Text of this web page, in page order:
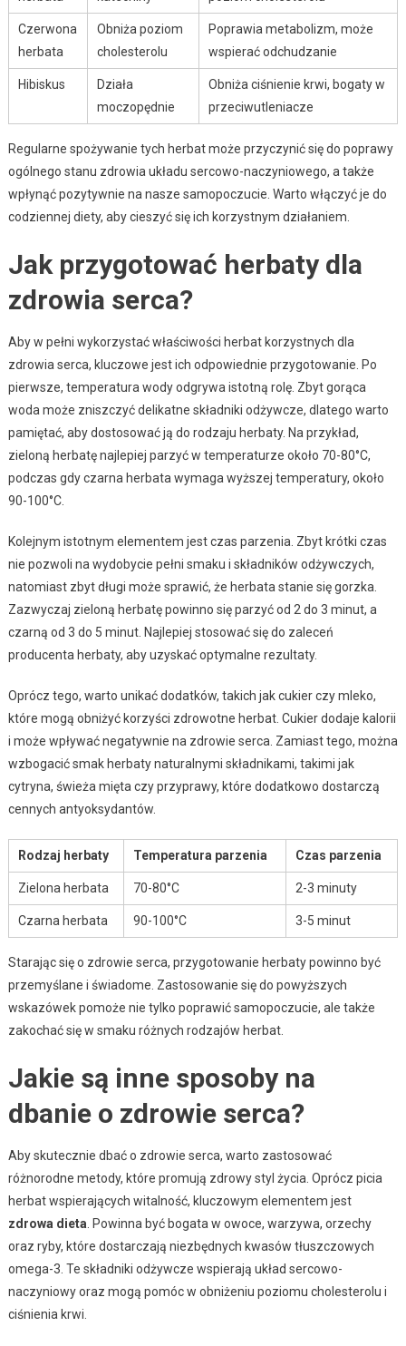
Czerwona
herbata
Obniża poziom
cholesterolu
Poprawia metabolizm, może
wspierać odchudzanie
Hibiskus
Działa
moczopędnie
Obniża ciśnienie krwi, bogaty w
przeciwutleniacze
Regularne spożywanie tych herbat może przyczynić się do poprawy
ogólnego stanu zdrowia układu sercowo-naczyniowego, a także
wpłynąć pozytywnie na nasze samopoczucie. Warto włączyć je do
codziennej diety, aby cieszyć się ich korzystnym działaniem.
Jak przygotować herbaty dla
zdrowia serca?
Aby w pełni wykorzystać właściwości herbat korzystnych dla
zdrowia serca, kluczowe jest ich odpowiednie przygotowanie. Po
pierwsze, temperatura wody odgrywa istotną rolę. Zbyt gorąca
woda może zniszczyć delikatne składniki odżywcze, dlatego warto
pamiętać, aby dostosować ją do rodzaju herbaty. Na przykład,
zieloną herbatę najlepiej parzyć w temperaturze około 70-80°C,
podczas gdy czarna herbata wymaga wyższej temperatury, około
90-100°C.
Kolejnym istotnym elementem jest czas parzenia. Zbyt krótki czas
nie pozwoli na wydobycie pełni smaku i składników odżywczych,
natomiast zbyt długi może sprawić, że herbata stanie się gorzka.
Zazwyczaj zieloną herbatę powinno się parzyć od 2 do 3 minut, a
czarną od 3 do 5 minut. Najlepiej stosować się do zaleceń
producenta herbaty, aby uzyskać optymalne rezultaty.
Oprócz tego, warto unikać dodatków, takich jak cukier czy mleko,
które mogą obniżyć korzyści zdrowotne herbat. Cukier dodaje kalorii
i może wpływać negatywnie na zdrowie serca. Zamiast tego, można
wzbogacić smak herbaty naturalnymi składnikami, takimi jak
cytryna, świeża mięta czy przyprawy, które dodatkowo dostarczą
cennych antyoksydantów.
Rodzaj herbaty Temperatura parzenia Czas parzenia
Zielona herbata 70-80°C 2-3 minuty
Czarna herbata 90-100°C 3-5 minut
Starając się o zdrowie serca, przygotowanie herbaty powinno być
przemyślane i świadome. Zastosowanie się do powyższych
wskazówek pomoże nie tylko poprawić samopoczucie, ale także
zakochać się w smaku różnych rodzajów herbat.
Jakie są inne sposoby na
dbanie o zdrowie serca?
Aby skutecznie dbać o zdrowie serca, warto zastosować
różnorodne metody, które promują zdrowy styl życia. Oprócz picia
herbat wspierających witalność, kluczowym elementem jest
zdrowa dieta . Powinna być bogata w owoce, warzywa, orzechy
oraz ryby, które dostarczają niezbędnych kwasów tłuszczowych
omega-3. Te składniki odżywcze wspierają układ sercowo-
naczyniowy oraz mogą pomóc w obniżeniu poziomu cholesterolu i
ciśnienia krwi.